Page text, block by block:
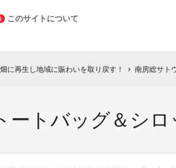
このサイトについて
に再生し地域に賑わいを取り戻す！ chevron_right 南房総サトウ
トバッグ＆シロ